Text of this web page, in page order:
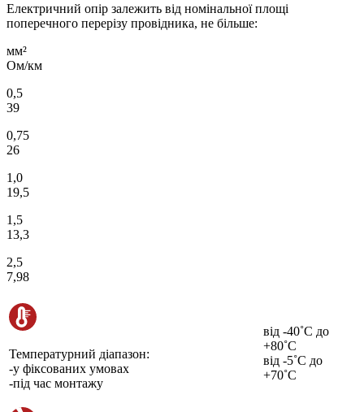
Електричний опір залежить від номінальної площі
поперечного перерізу провідника, не більше:
мм²
Ом/км
0,5
39
0,75
26
1,0
19,5
1,5
13,3
2,5
7,98
Температурний діапазон:
-у фіксованих умовах
-під час монтажу
від -40˚С до
+80˚С
від -5˚С до
+70˚С